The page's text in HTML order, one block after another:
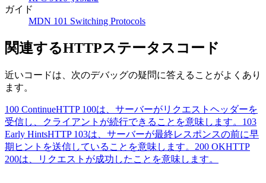
ガイド
MDN 101 Switching Protocols
関連するHTTPステータスコード
近いコードは、次のデバッグの疑問に答えることがよくあり
ます。
100 ContinueHTTP 100は、サーバーがリクエストヘッダーを
受信し、クライアントが続行できることを意味します。 103
Early HintsHTTP 103は、サーバーが最終レスポンスの前に早
期ヒントを送信していることを意味します。 200 OKHTTP
200は、リクエストが成功したことを意味します。